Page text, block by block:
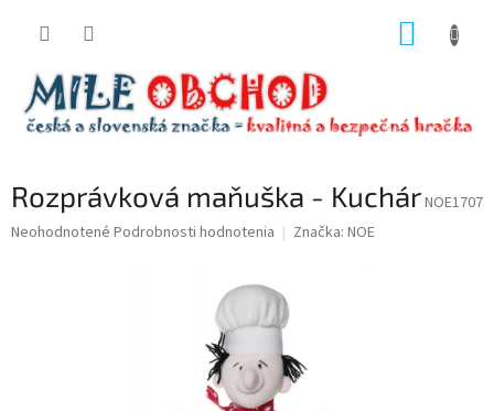
Rozprávková maňuška - KuchárNOE1707
Priemerné
Neohodnotené Podrobnosti hodnotenia Značka: NOE